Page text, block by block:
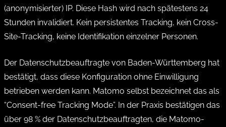
(anonymisierter) IP. Diese Hash wird nach spätestens 24
Stunden invalidiert. Kein persistentes Tracking, kein Cross-
Site-Tracking, keine Identifikation einzelner Personen.
Der Datenschutzbeauftragte von Baden-Württemberg hat
bestätigt, dass diese Konfiguration ohne Einwilligung
betrieben werden kann. Matomo selbst bezeichnet das als
“Consent-free Tracking Mode”. In der Praxis bestätigen das
über 98 % der Datenschutzbeauftragten, die Matomo-